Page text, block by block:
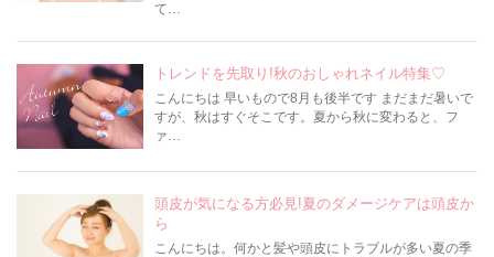
て…
トレンドを先取り!秋のおしゃれネイル特集♡
こんにちは 早いもので8月も後半です まだまだ暑いで
すが、秋はすぐそこです。夏から秋に変わると、フ
ァ…
頭皮が気になる方必見!夏のダメージケアは頭皮か
ら
こんにちは。何かと髪や頭皮にトラブルが多い夏の季